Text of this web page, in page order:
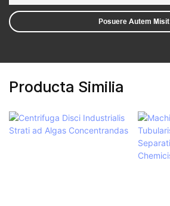
Posuere Autem Misit
Producta Similia